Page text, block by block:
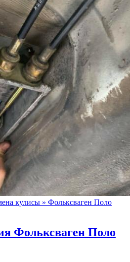
кулисы » Фольксваген Поло
Фольксваген Поло